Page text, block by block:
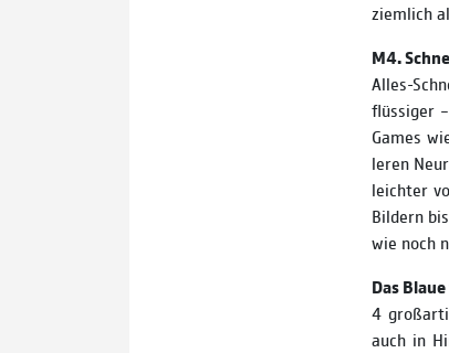
ziemlich
M4.
Alles-
flüssiger
Games
leren
leichter
Bildern
wie noch
Das
4
auch in